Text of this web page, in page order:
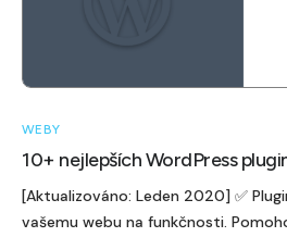
WEBY
10+ nejlepších WordPress
[Aktualizováno: Leden 2020] ✅
vašemu webu na funkčnosti.